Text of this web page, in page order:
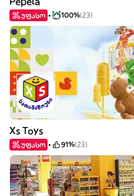
უფასო 100%(23)
Xs Toys
უფასო 91%(23)